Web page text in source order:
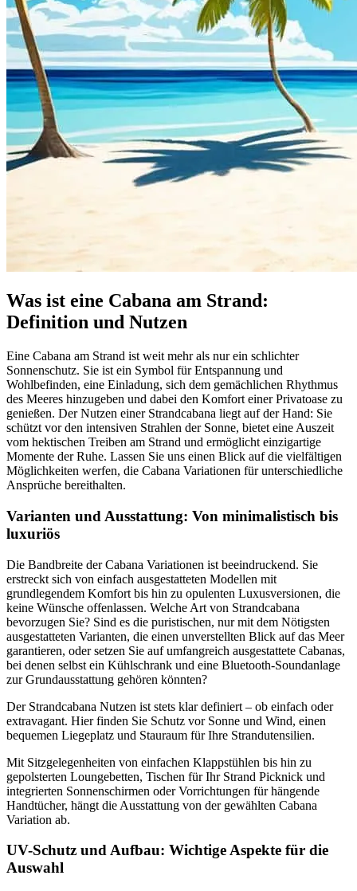
Was ist eine Cabana am Strand:
Definition und Nutzen
Eine Cabana am Strand ist weit mehr als nur ein schlichter
Sonnenschutz. Sie ist ein Symbol für Entspannung und
Wohlbefinden, eine Einladung, sich dem gemächlichen Rhythmus
des Meeres hinzugeben und dabei den Komfort einer Privatoase zu
genießen. Der Nutzen einer Strandcabana liegt auf der Hand: Sie
schützt vor den intensiven Strahlen der Sonne, bietet eine Auszeit
vom hektischen Treiben am Strand und ermöglicht einzigartige
Momente der Ruhe. Lassen Sie uns einen Blick auf die vielfältigen
Möglichkeiten werfen, die Cabana Variationen für unterschiedliche
Ansprüche bereithalten.
Varianten und Ausstattung: Von minimalistisch bis
luxuriös
Die Bandbreite der Cabana Variationen ist beeindruckend. Sie
erstreckt sich von einfach ausgestatteten Modellen mit
grundlegendem Komfort bis hin zu opulenten Luxusversionen, die
keine Wünsche offenlassen. Welche Art von Strandcabana
bevorzugen Sie? Sind es die puristischen, nur mit dem Nötigsten
ausgestatteten Varianten, die einen unverstellten Blick auf das Meer
garantieren, oder setzen Sie auf umfangreich ausgestattete Cabanas,
bei denen selbst ein Kühlschrank und eine Bluetooth-Soundanlage
zur Grundausstattung gehören könnten?
Der Strandcabana Nutzen ist stets klar definiert – ob einfach oder
extravagant. Hier finden Sie Schutz vor Sonne und Wind, einen
bequemen Liegeplatz und Stauraum für Ihre Strandutensilien.
Mit Sitzgelegenheiten von einfachen Klappstühlen bis hin zu
gepolsterten Loungebetten, Tischen für Ihr Strand Picknick und
integrierten Sonnenschirmen oder Vorrichtungen für hängende
Handtücher, hängt die Ausstattung von der gewählten Cabana
Variation ab.
UV-Schutz und Aufbau: Wichtige Aspekte für die
Auswahl